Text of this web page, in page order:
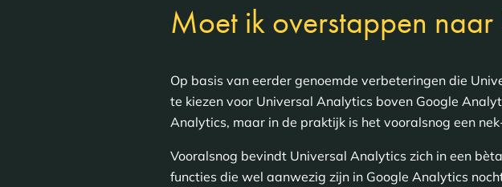
Moet ik overstappen
Op basis van eerder genoemde verbeteringen die
te kiezen voor Universal Analytics boven Google
Analytics, maar in de praktijk is het vooralsnog een
Vooralsnog bevindt Universal Analytics zich in een
functies die wel aanwezig zijn in Google Analytics